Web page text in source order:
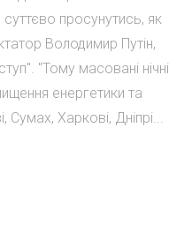
просунутись, як
Володимир Путін,
"Тому масовані нічні
енергетики та
Сумах, Харкові, Дніпрі...